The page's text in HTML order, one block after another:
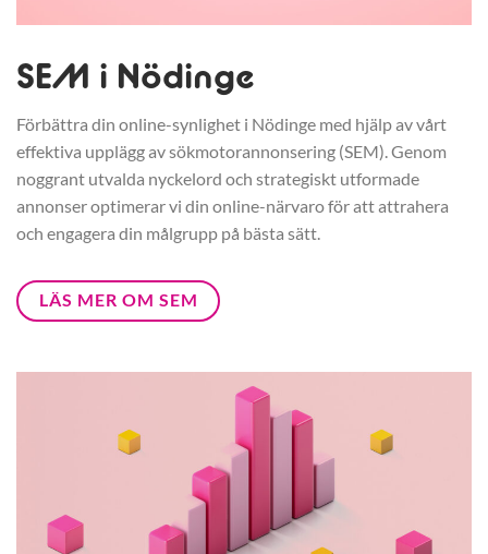
SEM i Nödinge
Förbättra din online-synlighet i Nödinge med hjälp av vårt
effektiva upplägg av sökmotorannonsering (SEM). Genom
noggrant utvalda nyckelord och strategiskt utformade
annonser optimerar vi din online-närvaro för att attrahera
och engagera din målgrupp på bästa sätt.
LÄS MER OM SEM